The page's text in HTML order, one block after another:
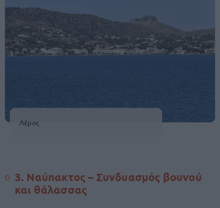
Λέρος
3. Ναύπακτος – Συνδυασμός βουνού
και θάλασσας